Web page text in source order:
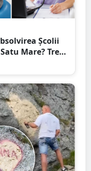
Școlii
Mare? Trei
oportunități